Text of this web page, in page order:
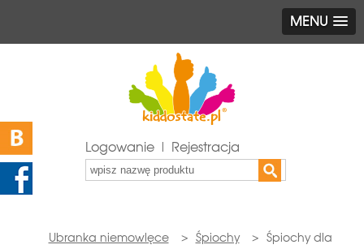
MENU
Logowanie | Rejestracja
Ubranka niemowlęce > Śpiochy >
Śpiochy dla